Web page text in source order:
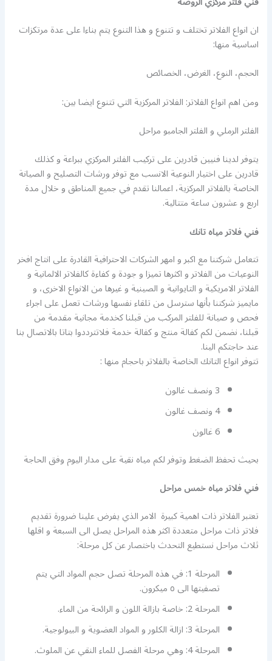
ان انواع الفلاتر تختلف و تتنوع و هذا التنوع يتم بناءا على عدة مرتكزات
اساسية منها:
الحجم، النوع، الغرض، الخصائص
ومن اهم انواع الفلاتر: الفلاتر المركزية التي تتنوع ايضا بين:
الفلتر الرملي و الفلتر الجامبو مراحل
يتوفر لدينا فنيين قادرين على تركيب الفلتر المركزي ببراعة و كذلك
قادرين على اختيار النوعية الانسب مع توفر ورشات التصليح و الصيانة
الخاصة بالفلاتر المركزية، اعمالنا تقدم في جميع المناطق و خلال مدة
اربع و عشرون ساعة متتالية.
فني فلاتر مياه تانك
تتعامل شركتنا مع اكبر و امهر الشركات الاحترافية القادرة على انتاج افخر
النوعيات من الفلاتر و اكثرها تميزا و جودة و كفاءة كالفلاتر الالمانية و
الفلاتر الامريكية و التايوانية و الصينية و غيرها من الانواع الاخرى، و
مايميز شركتنا بأنها سترسل من تلقاء نفسها ورشات تعمل على اجراء
فحص و صيانة للفلتر المركب من قبلنا كخدمة مجانية مقدمة من
قبلنا، نضمن لكم كفالة منتج و كفالة خدمة فلاتترددوا بتاتا بالاتصال بنا
عند حاجتكم الينا.
تتوفر انواع التانك الخاصة بالفلاتر باحجام منها :
3 ونصف غالون
4 ونصف غالون
6 غالون
بحيث تحفظ الضغط وتوفر لكم مياه نقية على مدار اليوم وفق الحاجة
فني فلاتر مياه خمس مراحل
تعتبر الفلاتر ذات اهمية كبيرة الامر الذي يفرض علينا ضرورة تقديم
فلاتر ذات مراحل متعددة اكثر هذه المراحل يصل الى السبعة و اقلها
ثلاث مراحل نستطيع التحدث باختصار عن كل مرحلة:
المرحلة 1: في هذه المرحلة تصل حجم المواد التي يتم
تصفيتها الى ٥ ميكرون.
المرحلة 2: خاصة بازالة اللون و الرائحة من الماء.
المرحلة 3: ازالة الكلور و المواد العضوية و البيولوجية.
المرحلة 4: وهي مرحلة الفصل للماء النقي عن الملوث.